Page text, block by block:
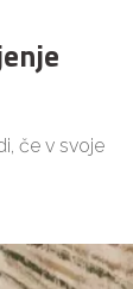
če v svoje